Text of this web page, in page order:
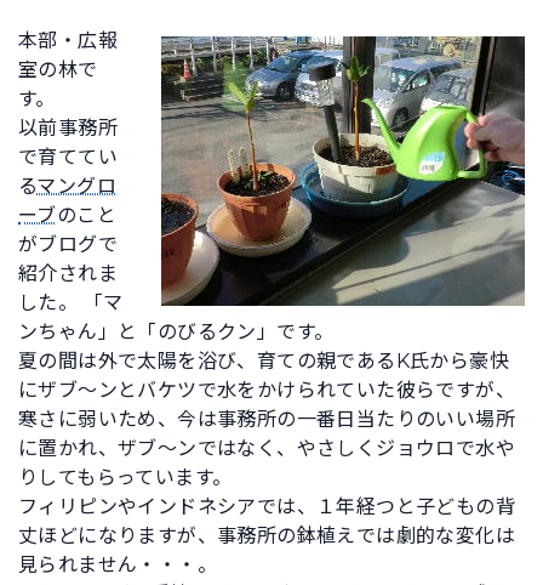
本部・広報
室の林で
す。
以前事務所
で育ててい
るマングロ
ーブのこと
がブログで
紹介されま
した。 「マ
ンちゃん」と「のびるクン」です。
夏の間は外で太陽を浴び、育ての親であるK氏から豪快
にザブ～ンとバケツで水をかけられていた彼らですが、
寒さに弱いため、今は事務所の一番日当たりのいい場所
に置かれ、ザブ～ンではなく、やさしくジョウロで水や
りしてもらっています。
フィリピンやインドネシアでは、１年経つと子どもの背
丈ほどになりますが、事務所の鉢植えでは劇的な変化は
見られません・・・。